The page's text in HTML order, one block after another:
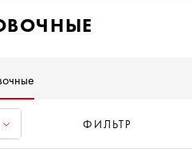
ФИЛЬТР